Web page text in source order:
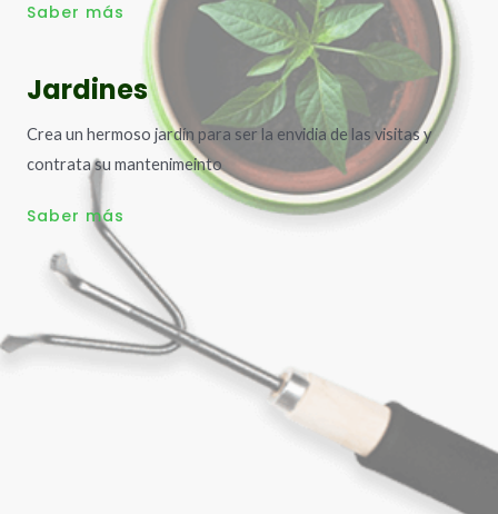
Saber más
Jardines
Crea un hermoso jardín para ser la envidia de las visitas y
contrata su mantenimeinto
Saber más